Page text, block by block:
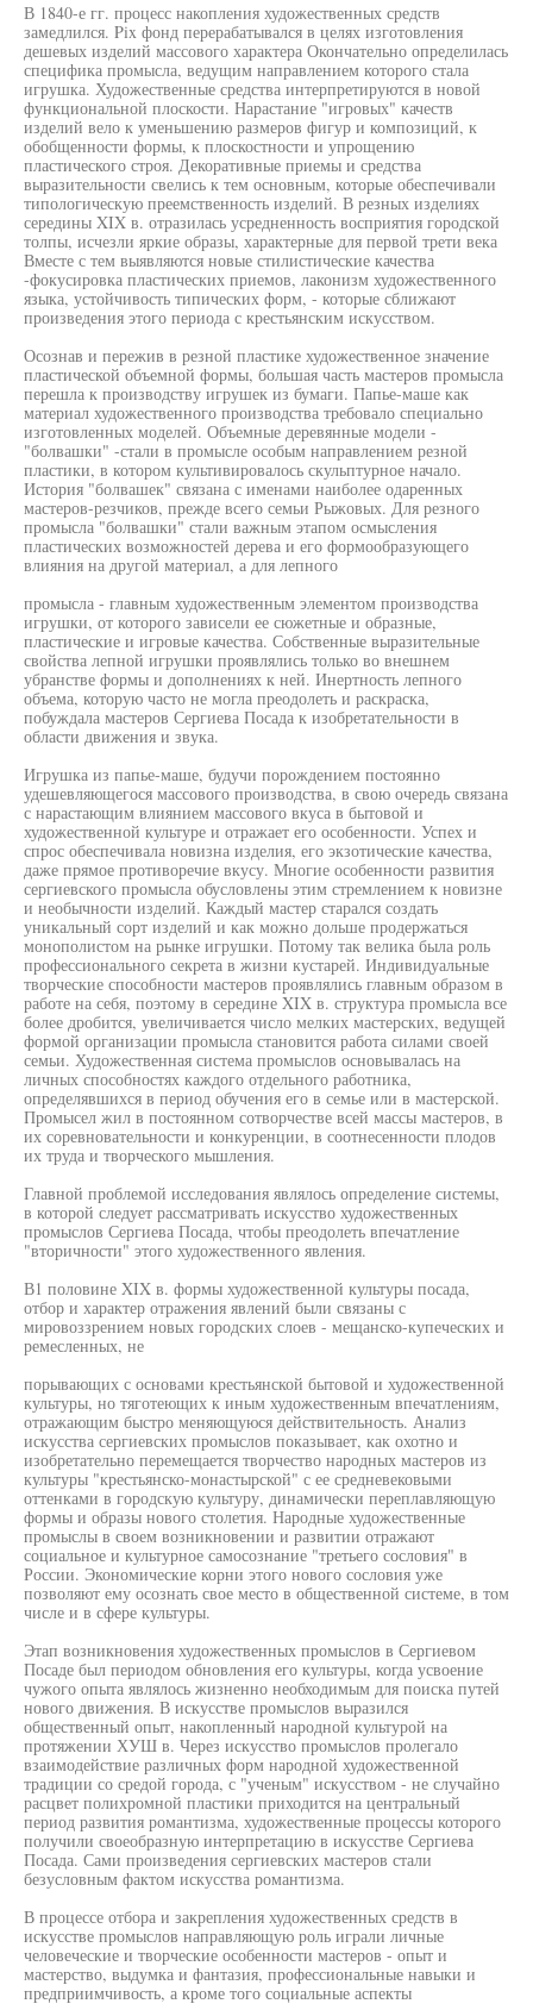
В 1840-е гг. процесс накопления художественных средств
замедлился. Pix фонд перерабатывался в целях изготовления
дешевых изделий массового характера Окончательно определилась
специфика промысла, ведущим направлением которого стала
игрушка. Художественные средства интерпретируются в новой
функциональной плоскости. Нарастание "игровых" качеств
изделий вело к уменьшению размеров фигур и композиций, к
обобщенности формы, к плоскостности и упрощению
пластического строя. Декоративные приемы и средства
выразительности свелись к тем основным, которые обеспечивали
типологическую преемственность изделий. В резных изделиях
середины XIX в. отразилась усредненность восприятия городской
толпы, исчезли яркие образы, характерные для первой трети века
Вместе с тем выявляются новые стилистические качества
-фокусировка пластических приемов, лаконизм художественного
языка, устойчивость типических форм, - которые сближают
произведения этого периода с крестьянским искусством.
Осознав и пережив в резной пластике художественное значение
пластической объемной формы, большая часть мастеров промысла
перешла к производству игрушек из бумаги. Папье-маше как
материал художественного производства требовало специально
изготовленных моделей. Объемные деревянные модели -
"болвашки" -стали в промысле особым направлением резной
пластики, в котором культивировалось скульптурное начало.
История "болвашек" связана с именами наиболее одаренных
мастеров-резчиков, прежде всего семьи Рыжовых. Для резного
промысла "болвашки" стали важным этапом осмысления
пластических возможностей дерева и его формообразующего
влияния на другой материал, а для лепного
промысла - главным художественным элементом производства
игрушки, от которого зависели ее сюжетные и образные,
пластические и игровые качества. Собственные выразительные
свойства лепной игрушки проявлялись только во внешнем
убранстве формы и дополнениях к ней. Инертность лепного
объема, которую часто не могла преодолеть и раскраска,
побуждала мастеров Сергиева Посада к изобретательности в
области движения и звука.
Игрушка из папье-маше, будучи порождением постоянно
удешевляющегося массового производства, в свою очередь связана
с нарастающим влиянием массового вкуса в бытовой и
художественной культуре и отражает его особенности. Успех и
спрос обеспечивала новизна изделия, его экзотические качества,
даже прямое противоречие вкусу. Многие особенности развития
сергиевского промысла обусловлены этим стремлением к новизне
и необычности изделий. Каждый мастер старался создать
уникальный сорт изделий и как можно дольше продержаться
монополистом на рынке игрушки. Потому так велика была роль
профессионального секрета в жизни кустарей. Индивидуальные
творческие способности мастеров проявлялись главным образом в
работе на себя, поэтому в середине XIX в. структура промысла все
более дробится, увеличивается число мелких мастерских, ведущей
формой организации промысла становится работа силами своей
семьи. Художественная система промыслов основывалась на
личных способностях каждого отдельного работника,
определявшихся в период обучения его в семье или в мастерской.
Промысел жил в постоянном сотворчестве всей массы мастеров, в
их соревновательности и конкуренции, в соотнесенности плодов
их труда и творческого мышления.
Главной проблемой исследования являлось определение системы,
в которой следует рассматривать искусство художественных
промыслов Сергиева Посада, чтобы преодолеть впечатление
"вторичности" этого художественного явления.
В1 половине XIX в. формы художественной культуры посада,
отбор и характер отражения явлений были связаны с
мировоззрением новых городских слоев - мещанско-купеческих и
ремесленных, не
порывающих с основами крестьянской бытовой и художественной
культуры, но тяготеющих к иным художественным впечатлениям,
отражающим быстро меняющуюся действительность. Анализ
искусства сергиевских промыслов показывает, как охотно и
изобретательно перемещается творчество народных мастеров из
культуры "крестьянско-монастырской" с ее средневековыми
оттенками в городскую культуру, динамически переплавляющую
формы и образы нового столетия. Народные художественные
промыслы в своем возникновении и развитии отражают
социальное и культурное самосознание "третьего сословия" в
России. Экономические корни этого нового сословия уже
позволяют ему осознать свое место в общественной системе, в том
числе и в сфере культуры.
Этап возникновения художественных промыслов в Сергиевом
Посаде был периодом обновления его культуры, когда усвоение
чужого опыта являлось жизненно необходимым для поиска путей
нового движения. В искусстве промыслов выразился
общественный опыт, накопленный народной культурой на
протяжении ХУШ в. Через искусство промыслов пролегало
взаимодействие различных форм народной художественной
традиции со средой города, с "ученым" искусством - не случайно
расцвет полихромной пластики приходится на центральный
период развития романтизма, художественные процессы которого
получили своеобразную интерпретацию в искусстве Сергиева
Посада. Сами произведения сергиевских мастеров стали
безусловным фактом искусства романтизма.
В процессе отбора и закрепления художественных средств в
искусстве промыслов направляющую роль играли личные
человеческие и творческие особенности мастеров - опыт и
мастерство, выдумка и фантазия, профессиональные навыки и
предприимчивость, а кроме того социальные аспекты